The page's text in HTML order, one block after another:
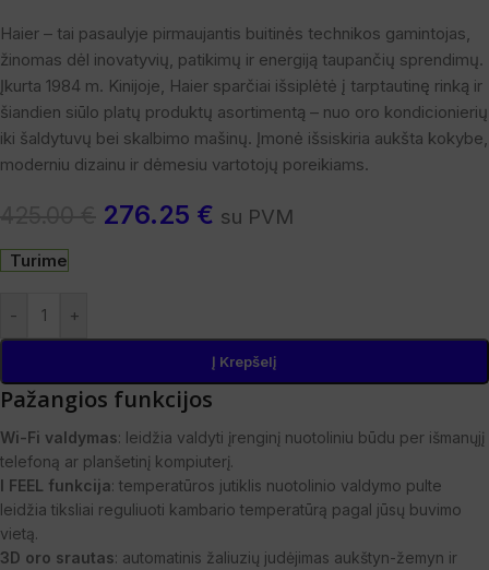
Haier – tai pasaulyje pirmaujantis buitinės technikos gamintojas,
žinomas dėl inovatyvių, patikimų ir energiją taupančių sprendimų.
Įkurta 1984 m. Kinijoje, Haier sparčiai išsiplėtė į tarptautinę rinką ir
šiandien siūlo platų produktų asortimentą – nuo oro kondicionierių
iki šaldytuvų bei skalbimo mašinų. Įmonė išsiskiria aukšta kokybe,
moderniu dizainu ir dėmesiu vartotojų poreikiams.
276.25 € su PVM
Turime
- +
Į Krepšelį
Pažangios funkcijos
Wi-Fi valdymas: leidžia valdyti įrenginį nuotoliniu būdu per išmanųjį
telefoną ar planšetinį kompiuterį.
I FEEL funkcija: temperatūros jutiklis nuotolinio valdymo pulte
leidžia tiksliai reguliuoti kambario temperatūrą pagal jūsų buvimo
vietą.
3D oro srautas: automatinis žaliuzių judėjimas aukštyn-žemyn ir